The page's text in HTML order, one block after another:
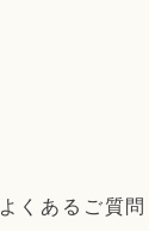
よくあるご質問